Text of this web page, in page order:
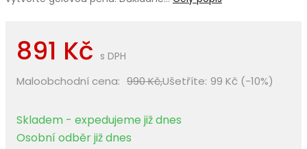
891 Kč s DPH
Maloobchodní cena: 990 Kč,Ušetříte: 99 Kč (-10%)
Skladem - expedujeme již dnes
Osobní odběr již dnes